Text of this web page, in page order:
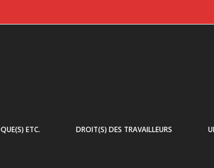
ETC. DROIT(S) DES TRAVAILLEURS